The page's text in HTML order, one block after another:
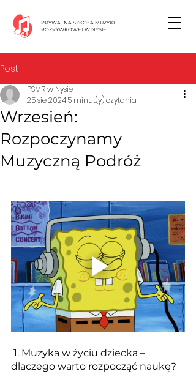
PRYWATNA SZKOŁA MUZYKI
ROZRYWKOWEJ W NYSIE
Post
Wrzesień:
Rozpoczynamy
Muzyczną Podróż
PSMR w Nysie
25 sie 20245 minut(y) czytania
dlaczego warto rozpocząć naukę?